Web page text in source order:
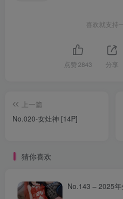
喜欢就支持
点赞 2843 分享
上一篇
No.020-女灶神 [14P]
猜你喜欢
No.143 – 2025